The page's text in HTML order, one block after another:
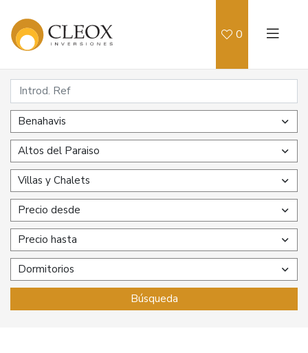
0
Benahavis
Altos del Paraiso
Villas y Chalets
Precio desde
Precio hasta
Dormitorios
Búsqueda